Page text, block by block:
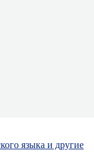
языка и другие